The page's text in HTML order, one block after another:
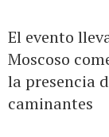
El evento
Moscoso
la presencia
caminantes